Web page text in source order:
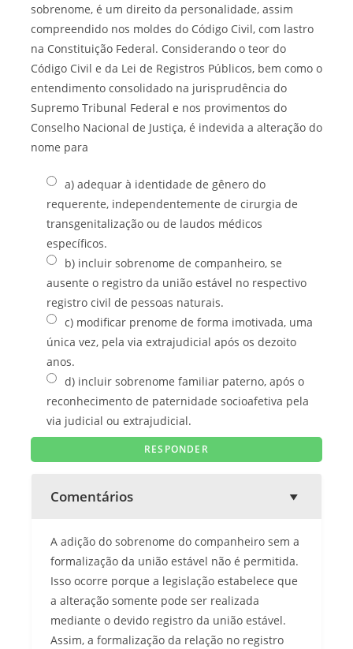
sobrenome, é um direito da personalidade, assim
compreendido nos moldes do Código Civil, com lastro
na Constituição Federal. Considerando o teor do
Código Civil e da Lei de Registros Públicos, bem como o
entendimento consolidado na jurisprudência do
Supremo Tribunal Federal e nos provimentos do
Conselho Nacional de Justiça, é indevida a alteração do
nome para
a) adequar à identidade de gênero do
requerente, independentemente de cirurgia de
transgenitalização ou de laudos médicos
específicos.
b) incluir sobrenome de companheiro, se
ausente o registro da união estável no respectivo
registro civil de pessoas naturais.
c) modificar prenome de forma imotivada, uma
única vez, pela via extrajudicial após os dezoito
anos.
d) incluir sobrenome familiar paterno, após o
reconhecimento de paternidade socioafetiva pela
via judicial ou extrajudicial.
Comentários
A adição do sobrenome do companheiro sem a
formalização da união estável não é permitida.
Isso ocorre porque a legislação estabelece que
a alteração somente pode ser realizada
mediante o devido registro da união estável.
Assim, a formalização da relação no registro